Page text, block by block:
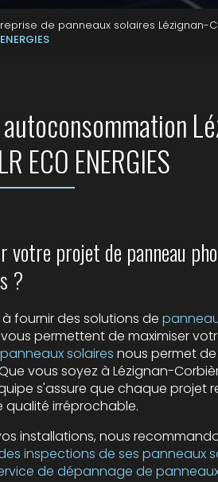
de panneaux solaires Lézignan-
ECO ENERGIES
votre projet de panneau
?
fournir des solutions de
permettent de maximiser
solaires nous permet
vous soyez à Lézignan-
s'assure que chaque projet
qualité irréprochable.
installations, nous
inspections de ses panneaux
de dépannage de